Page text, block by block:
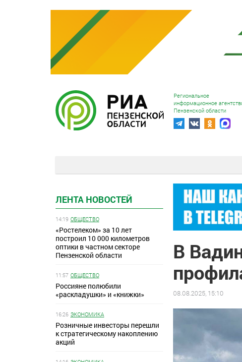
Региональное
информационное
Пензенской области
ЛЕНТА НОВОСТЕЙ
14:19 ОБЩЕСТВО
«Ростелеком» за 10 лет
построил 10 000 километров
оптики в частном секторе
Пензенской области
11:57 ОБЩЕСТВО
Россияне полюбили
«раскладушки» и «книжки»
16:26 ЭКОНОМИКА
Розничные инвесторы перешли
к стратегическому накоплению
акций
В
08.08.2025, 15:10